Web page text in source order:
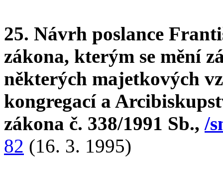
25. Návrh poslance
zákona, kterým se mění
některých majetkových
kongregací a
zákona č. 338/1991 Sb., /
82 (16. 3. 1995)